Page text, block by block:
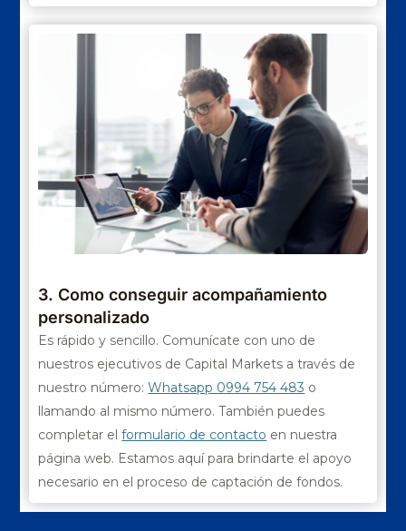
3. Como conseguir acompañamiento
personalizado
Es rápido y sencillo. Comunícate con uno de
nuestros ejecutivos de Capital Markets a través de
nuestro número:Whatsapp 0994 754 483 o
llamando al mismo número. También puedes
completar elformulario de contacto en nuestra
página web. Estamos aquí para brindarte el apoyo
necesario en el proceso de captación de fondos.